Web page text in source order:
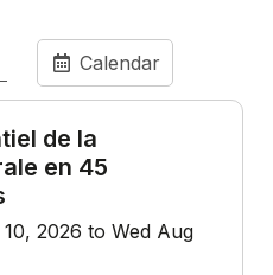
Calendar
de la
en 45
2026 to Wed Aug